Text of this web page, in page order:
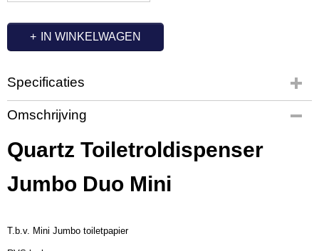
IN WINKELWAGEN
Specificaties
Productcode
QL2504
Productcode leverancier
441097
Omschrijving
Quartz Toiletroldispenser
Jumbo Duo Mini
T.b.v. Mini Jumbo toiletpapier